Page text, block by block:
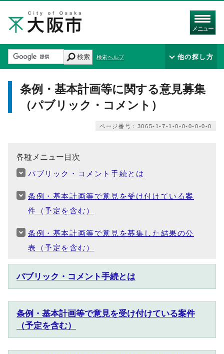
メニュー
検索 検索ヘルプ 他の探し方
条例・基本計画等に関する意見募集
（パブリック・コメント）
ページ番号：3065-1-7-1-0-0-0-0-0-0
各種メニュー目次
パブリック・コメント手続とは
条例・基本計画等で意見を受け付けている案
件（予定を含む）
条例・基本計画等で意見を募集した結果の公
表（予定を含む）
パブリック・コメント手続とは
条例・基本計画等で意見を受け付けている案件
（予定を含む）